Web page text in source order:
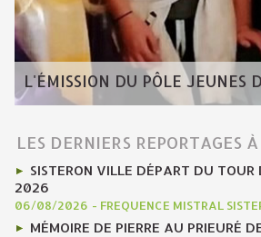
L'ÉMISSION DU PÔLE JEUNES
LES DERNIERS REPORTAGES
SISTERON VILLE DÉPART DU TOUR
2026
06/08/2026 - FREQUENCE MISTRAL
MÉMOIRE DE PIERRE AU PRIEURÉ